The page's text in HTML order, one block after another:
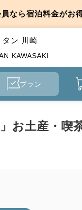
なら宿泊料金がお
タン 川崎
KAWASAKI
プラン
お土産・喫